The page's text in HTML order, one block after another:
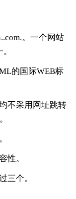
。一个网站
的国际WEB标
不采用网址跳转
性。
个。